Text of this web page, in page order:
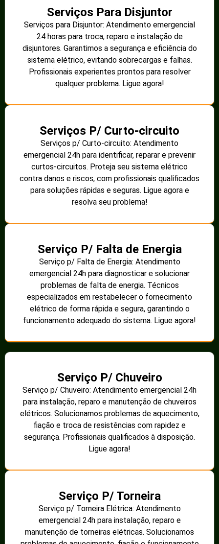
Serviços Para Disjuntor
Serviços para Disjuntor: Atendimento emergencial
24 horas para troca, reparo e instalação de
disjuntores. Garantimos a segurança e eficiência do
sistema elétrico, evitando sobrecargas e falhas.
Profissionais experientes prontos para resolver
qualquer problema. Ligue agora!
Serviços P/ Curto-circuito
Serviços p/ Curto-circuito: Atendimento
emergencial 24h para identificar, reparar e prevenir
curtos-circuitos. Proteja seu sistema elétrico
contra danos e riscos, com profissionais qualificados
para soluções rápidas e seguras. Ligue agora e
resolva seu problema!
Serviço P/ Falta de Energia
Serviço p/ Falta de Energia: Atendimento
emergencial 24h para diagnosticar e solucionar
problemas de falta de energia. Técnicos
especializados em restabelecer o fornecimento
elétrico de forma rápida e segura, garantindo o
funcionamento adequado do sistema. Ligue agora!
Serviço P/ Chuveiro
Serviço p/ Chuveiro: Atendimento emergencial 24h
para instalação, reparo e manutenção de chuveiros
elétricos. Solucionamos problemas de aquecimento,
fiação e troca de resistências com rapidez e
segurança. Profissionais qualificados à disposição.
Ligue agora!
Serviço P/ Torneira
Serviço p/ Torneira Elétrica: Atendimento
emergencial 24h para instalação, reparo e
manutenção de torneiras elétricas. Solucionamos